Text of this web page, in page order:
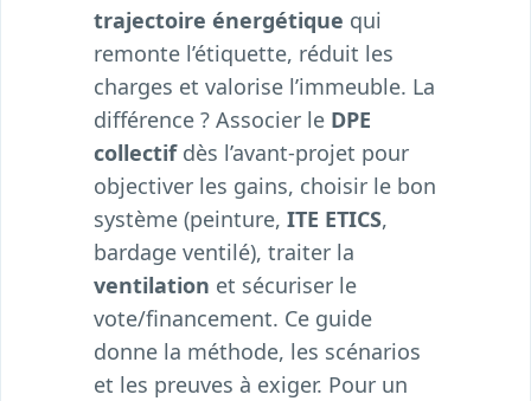
trajectoire énergétique qui
remonte l’étiquette, réduit les
charges et valorise l’immeuble. La
différence ? Associer le DPE
collectifdès l’avant-projet pour
objectiver les gains, choisir le bon
système (peinture,ITE ETICS,
bardage ventilé), traiter la
ventilation et sécuriser le
vote/financement. Ce guide
donne la méthode, les scénarios
et les preuves à exiger. Pour un